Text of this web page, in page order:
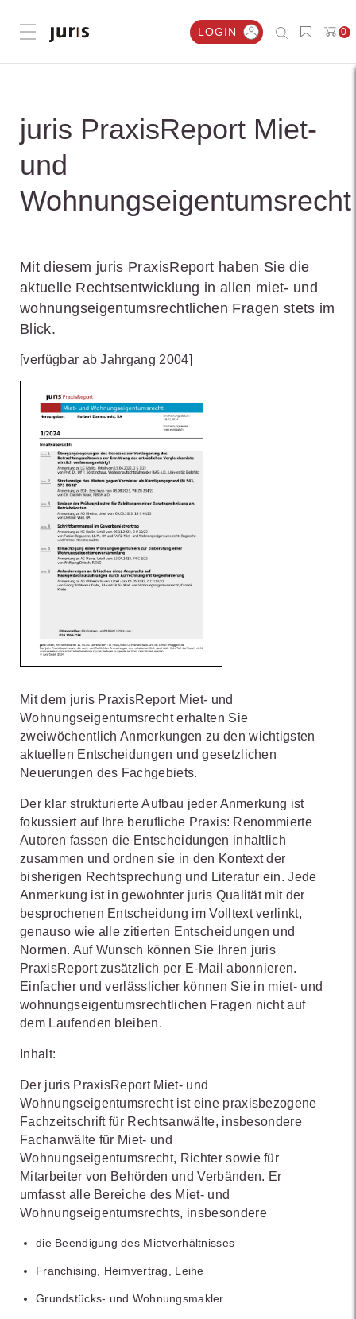
Menü öffnen LOGIN 0
juris PraxisReport Miet-
und
Wohnungseigentumsrecht
Mit diesem juris PraxisReport haben Sie die
aktuelle Rechtsentwicklung in allen miet- und
wohnungseigentumsrechtlichen Fragen stets im
Blick.
[verfügbar ab Jahrgang 2004]
Mit dem juris PraxisReport Miet- und
Wohnungseigentumsrecht erhalten Sie
zweiwöchentlich Anmerkungen zu den wichtigsten
aktuellen Entscheidungen und gesetzlichen
Neuerungen des Fachgebiets.
Der klar strukturierte Aufbau jeder Anmerkung ist
fokussiert auf Ihre berufliche Praxis: Renommierte
Autoren fassen die Entscheidungen inhaltlich
zusammen und ordnen sie in den Kontext der
bisherigen Rechtsprechung und Literatur ein. Jede
Anmerkung ist in gewohnter juris Qualität mit der
besprochenen Entscheidung im Volltext verlinkt,
genauso wie alle zitierten Entscheidungen und
Normen. Auf Wunsch können Sie Ihren juris
PraxisReport zusätzlich per E-Mail abonnieren.
Einfacher und verlässlicher können Sie in miet- und
wohnungseigentumsrechtlichen Fragen nicht auf
dem Laufenden bleiben.
Inhalt:
Der juris PraxisReport Miet- und
Wohnungseigentumsrecht ist eine praxisbezogene
Fachzeitschrift für Rechtsanwälte, insbesondere
Fachanwälte für Miet- und
Wohnungseigentumsrecht, Richter sowie für
Mitarbeiter von Behörden und Verbänden. Er
umfasst alle Bereiche des Miet- und
Wohnungseigentumsrechts, insbesondere
die Beendigung des Mietverhältnisses
Franchising, Heimvertrag, Leihe
Grundstücks- und Wohnungsmakler